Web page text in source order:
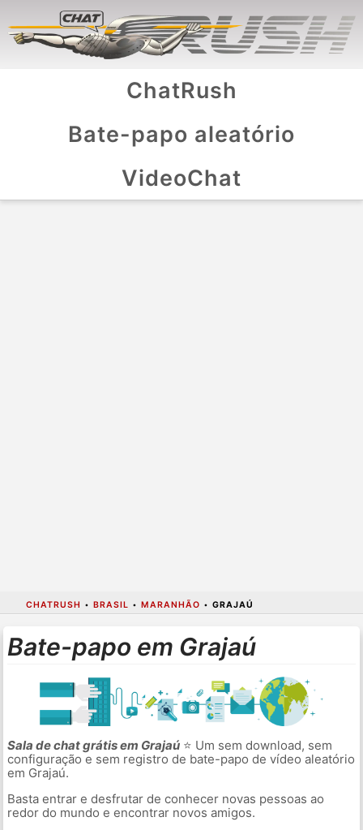
ChatRush
Bate-papo aleatório
VideoChat
CHATRUSH • BRASIL • MARANHÃO • GRAJAÚ
Bate-papo em Grajaú
Sala de chat grátis em Grajaú⭐ Um sem download, sem
configuração e sem registro de bate-papo de vídeo aleatório
em Grajaú.
Basta entrar e desfrutar de conhecer novas pessoas ao
redor do mundo e encontrar novos amigos.